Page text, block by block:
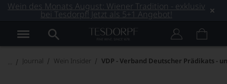
Wein des Monats August: Wiener Tradition - exklusiv
bei Tesdorpf! Jetzt als 5+1 Angebot!
Journal Wein Insider VDP - Verband Deutscher Prädikats -